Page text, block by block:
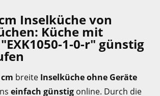
Inselküche von
Küche mit
1-0-r" günstig
breite Inselküche ohne Geräte
einfach günstig online. Durch die